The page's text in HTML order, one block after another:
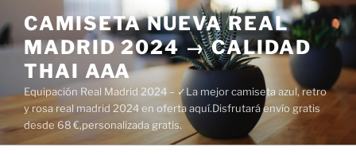
al
contenido
CAMISETA NUEVA REAL
MADRID 2024 → CALIDAD
THAI AAA
Equipación Real Madrid 2024 – ✓La mejor camiseta azul, retro
y rosa real madrid 2024 en oferta aquí.Disfrutará envío gratis
desde 68 €,personalizada gratis.